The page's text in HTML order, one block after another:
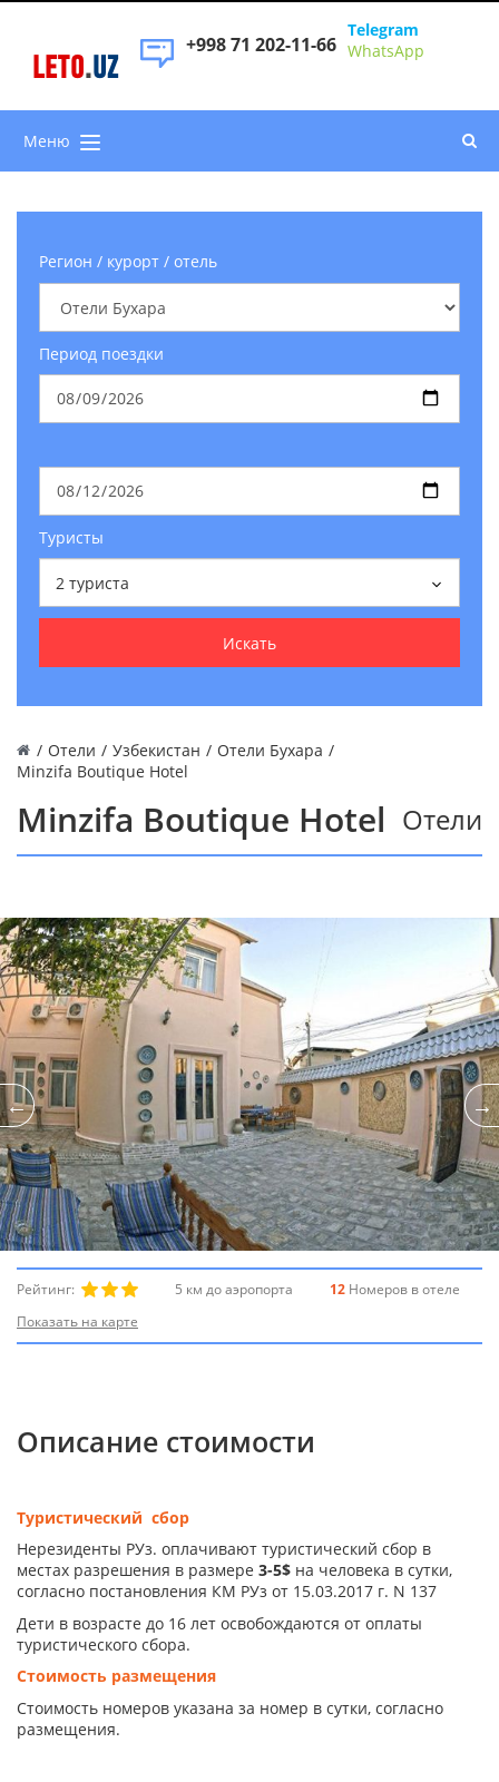
LETO.UZ
+998 71 202-11-66
Telegram
WhatsApp
Меню
Регион / курорт / отель
Период поездки
Туристы
2 туриста
Искать
/ Отели / Узбекистан / Отели Бухара /
Minzifa Boutique Hotel
Minzifa Boutique Hotel Отели
Рейтинг: 5 км до аэропорта 12 Номеров в отеле
Показать на карте
Описание стоимости
Туристический сбор
Нерезиденты РУз. оплачивают туристический сбор в
местах разрешения в размере 3-5$ на человека в сутки,
согласно постановления КМ РУз от 15.03.2017 г. N 137
Дети в возрасте до 16 лет освобождаются от оплаты
туристического сбора.
Стоимость размещения
Стоимость номеров указана за номер в сутки, согласно
размещения.